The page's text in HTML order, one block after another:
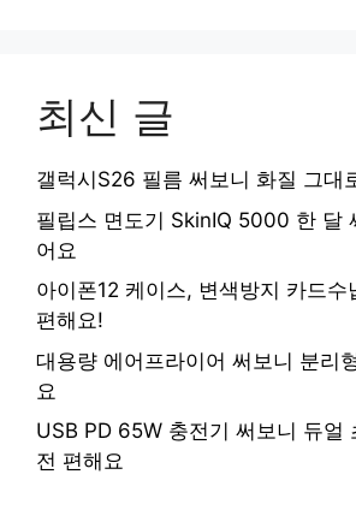
최신 글
갤럭시S26 필름 써보니 화질 그대
필립스 면도기 SkinIQ 5000 한 달
어요
아이폰12 케이스, 변색방지 카드수
편해요!
대용량 에어프라이어 써보니 분리
요
USB PD 65W 충전기 써보니 듀얼
전 편해요